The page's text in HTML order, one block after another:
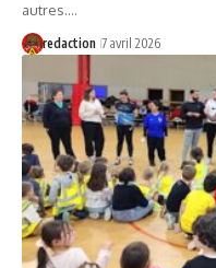
autres.…
redaction 7 avril 2026